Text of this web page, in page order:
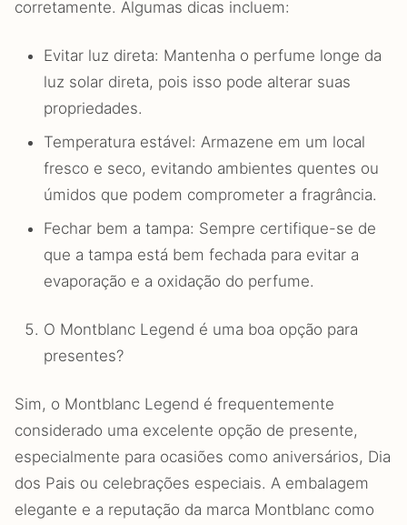
corretamente. Algumas dicas incluem:
Evitar luz direta: Mantenha o perfume longe da
luz solar direta, pois isso pode alterar suas
propriedades.
Temperatura estável: Armazene em um local
fresco e seco, evitando ambientes quentes ou
úmidos que podem comprometer a fragrância.
Fechar bem a tampa: Sempre certifique-se de
que a tampa está bem fechada para evitar a
evaporação e a oxidação do perfume.
O Montblanc Legend é uma boa opção para
presentes?
Sim, o Montblanc Legend é frequentemente
considerado uma excelente opção de presente,
especialmente para ocasiões como aniversários, Dia
dos Pais ou celebrações especiais. A embalagem
elegante e a reputação da marca Montblanc como